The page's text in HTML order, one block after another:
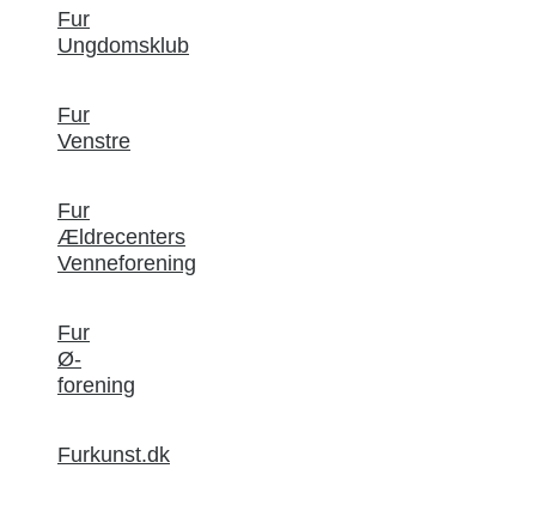
Fur
Ungdomsklub
Fur
Venstre
Fur
Ældrecenters
Venneforening
Fur
Ø-
forening
Furkunst.dk